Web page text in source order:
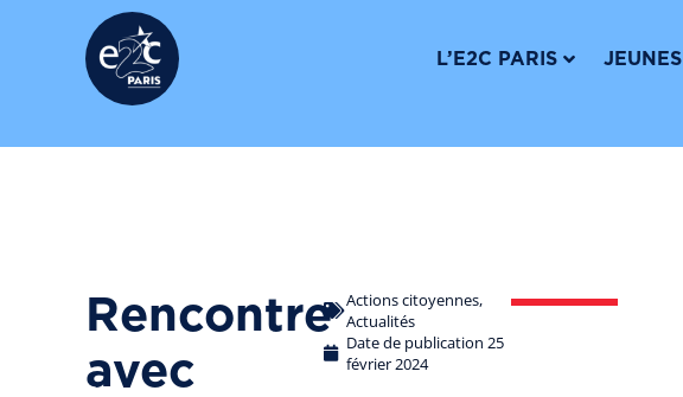
Suivez-nous
L’E2C PARIS
JEUNES
Rencontre
avec
Actions citoyennes,
Actualités
Date de publication 25
février 2024